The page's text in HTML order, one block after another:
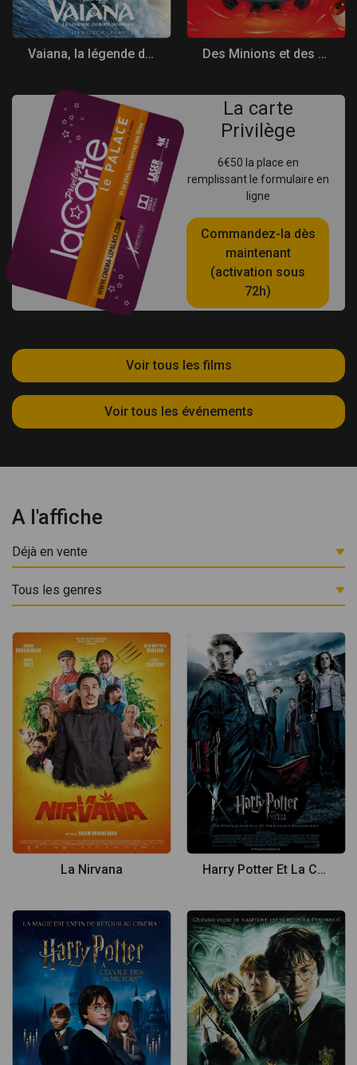
Vaiana, la légende du bout du monde Des Minions et des monstres
La carte
Privilège
6€50 la place en
remplissant le formulaire en
ligne
Commandez-la dès
maintenant
(activation sous
72h)
Voir tous les films
Voir tous les événements
A l'affiche
La Nirvana Harry Potter Et La Coupe De Feu